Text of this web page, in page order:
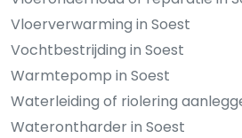
Vloerverwarming in Soest
Vochtbestrijding in Soest
Warmtepomp in Soest
Waterleiding of riolering
Waterontharder in Soest